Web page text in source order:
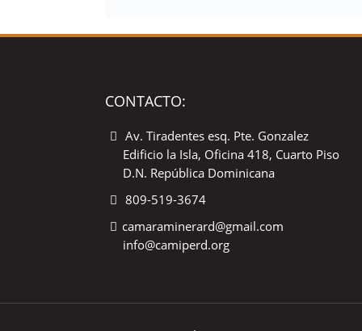
CONTACTO:
Av. Tiradentes esq. Pte. Gonzalez
Edificio la Isla, Oficina 418, Cuarto Piso
D.N. República Dominicana
809-519-3674
camaraminerard@gmail.com
info@camiperd.org